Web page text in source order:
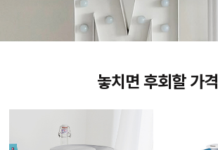
놓치면 후회할 가격